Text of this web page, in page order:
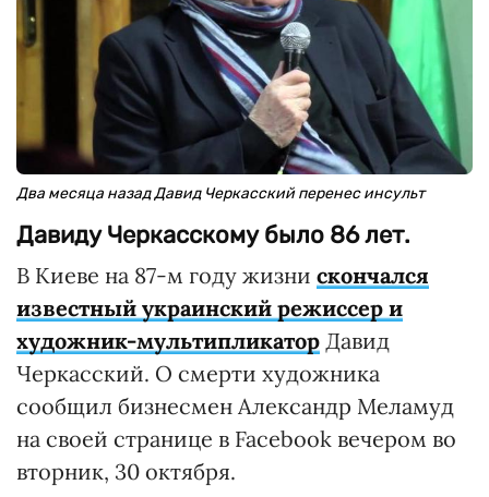
Два месяца назад Давид Черкасский перенес инсульт
Давиду Черкасскому было 86 лет.
В Киеве на 87-м году жизни скончался
известный украинский режиссер и
художник-мультипликатор Давид
Черкасский. О смерти художника
сообщил бизнесмен Александр Меламуд
на своей странице в Facebook вечером во
вторник, 30 октября.